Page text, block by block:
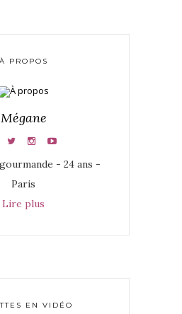
À PROPOS
Mégane
- 24 ans -
Paris
Lire plus
EN VIDÉO